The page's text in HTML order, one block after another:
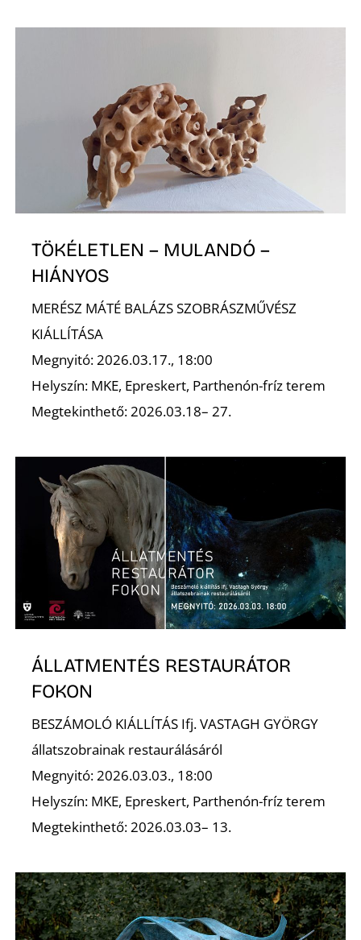
TÖKÉLETLEN – MULANDÓ –
HIÁNYOS
MERÉSZ MÁTÉ BALÁZS SZOBRÁSZMŰVÉSZ
KIÁLLÍTÁSA
Megnyitó: 2026.03.17., 18:00
Helyszín: MKE, Epreskert, Parthenón-fríz terem
Megtekinthető: 2026.03.18– 27.
ÁLLATMENTÉS RESTAURÁTOR
FOKON
BESZÁMOLÓ KIÁLLÍTÁS Ifj. VASTAGH GYÖRGY
állatszobrainak restaurálásáról
Megnyitó: 2026.03.03., 18:00
Helyszín: MKE, Epreskert, Parthenón-fríz terem
Megtekinthető: 2026.03.03– 13.